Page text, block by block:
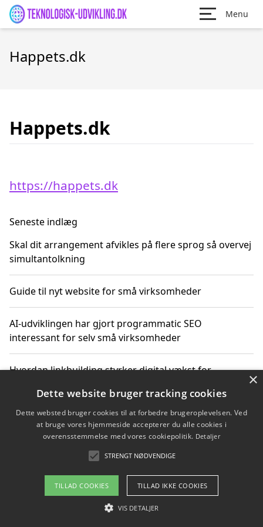
Menu
Happets.dk
Happets.dk
https://happets.dk
Seneste indlæg
Skal dit arrangement afvikles på flere sprog så overvej
simultantolkning
Guide til nyt website for små virksomheder
AI-udviklingen har gjort programmatic SEO
interessant for selv små virksomheder
Hvordan linkbuilding styrker digital vækst for
Sådan har udviklingen inden for genbrug af elektronik
ændret sig
Copyright 2026 - Pilanto Aps
Om / kontakt
×
Dette website bruger tracking cookies
Dette websted bruger cookies til at forbedre brugeroplevelsen. Ved
at bruge vores hjemmeside accepterer du alle cookies i
overensstemmelse med vores cookiepolitik. Detaljer
STRENGT NØDVENDIGE
TILLAD COOKIES TILLAD IKKE COOKIES
VIS DETALJER